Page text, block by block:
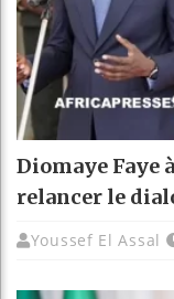
Diomaye Faye
relancer le
Youssef El Assal